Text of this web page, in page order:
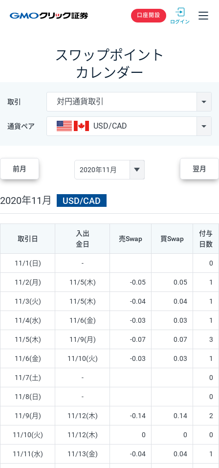
GMOクリック
口座開設
スワップポイント
カレンダー
取引 対円通貨取引
通貨ペア USD/CAD
前月 翌月
2020年11月 USD/CAD
取引日
入出
金日
売Swap 買Swap
付与
日数
11/1(日) - 0
11/2(月) 11/5(木) -0.05 0.05 1
11/3(火) 11/5(木) -0.04 0.04 1
11/4(水) 11/6(金) -0.03 0.03 1
11/5(木) 11/9(月) -0.07 0.07 3
11/6(金) 11/10(火) -0.03 0.03 1
11/7(土) - 0
11/8(日) - 0
11/9(月) 11/12(木) -0.14 0.14 2
11/10(火) 11/12(木) 0 0 0
11/11(水) 11/13(金) -0.04 0.04 1